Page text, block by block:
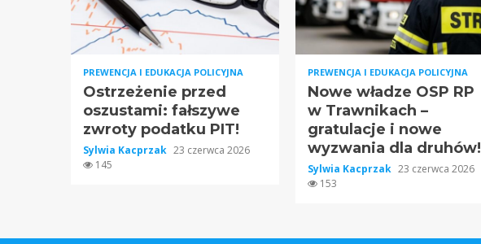
PREWENCJA I EDUKACJA POLICYJNA
Ostrzeżenie przed
oszustami: fałszywe
zwroty podatku PIT!
Sylwia Kacprzak 23 czerwca 2026
145
PREWENCJA I EDUKACJA POLICYJNA
Nowe władze OSP RP
w Trawnikach –
gratulacje i nowe
wyzwania dla druhów!
Sylwia Kacprzak 23 czerwca 2026
153